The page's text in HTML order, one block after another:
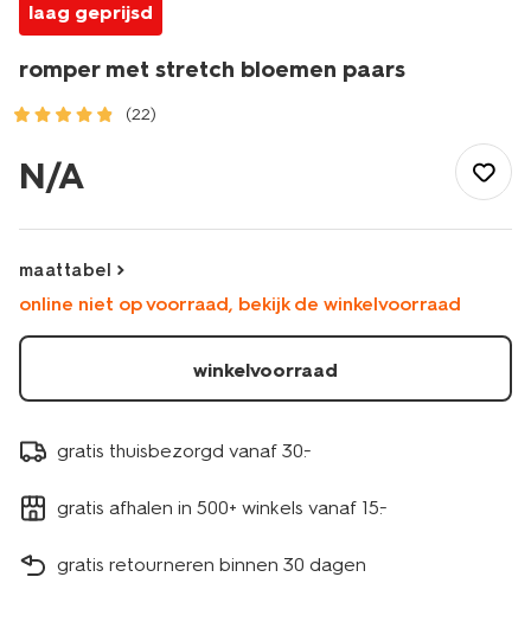
laag geprijsd
romper met stretch bloemen paars
(22)
met-
stretch-
paars-
33300550PURPLE.html
N/A
maattabel
online niet op voorraad, bekijk de winkelvoorraad
winkelvoorraad
gratis thuisbezorgd vanaf 30.-
gratis afhalen in 500+ winkels vanaf 15.-
gratis retourneren binnen 30 dagen